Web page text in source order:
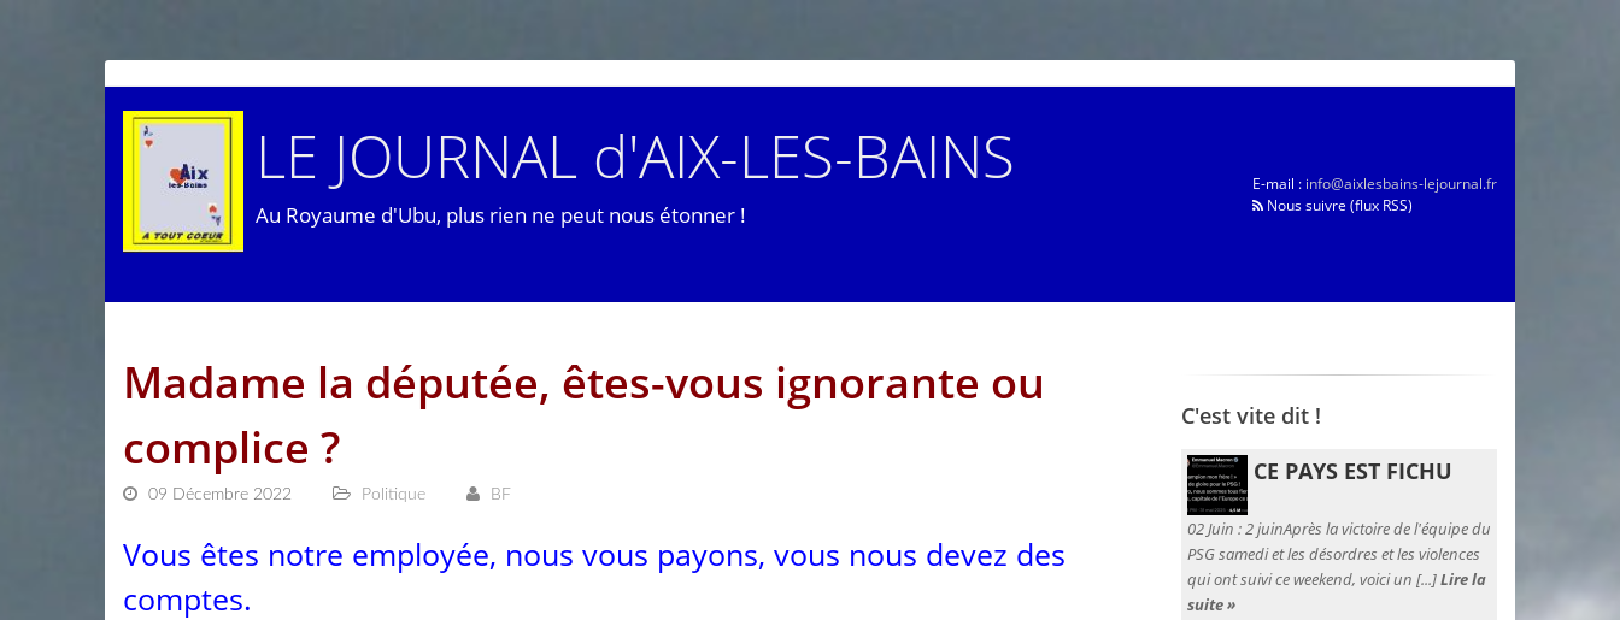
LE JOURNAL d'AIX-LES-BAINS
Au Royaume d'Ubu, plus rien ne peut nous étonner !
E-mail : info@aixlesbains-lejournal.fr
Nous suivre (flux RSS)
Madame la députée, êtes-vous ignorante ou
complice ?
09 Décembre 2022 Politique BF
Vous êtes notre employée, nous vous payons, vous nous devez des
comptes.
C'est vite dit !
CE PAYS EST FICHU
02 Juin :2 juinAprès la victoire de l'équipe du
PSG samedi et les désordres et les violences
qui ont suivi ce weekend, voici un [...]Lire la
suite »